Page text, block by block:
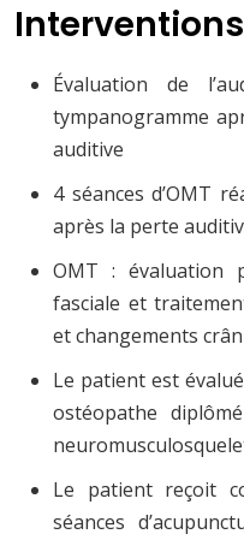
Évaluation de
tympanogramme
auditive
4 séances d’OMT
après la perte
OMT : évaluation
fasciale et
et changements
Le patient est
ostéopathe
Le patient reçoit
séances